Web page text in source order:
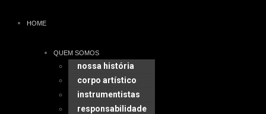
HOME
QUEM SOMOS
nossa história
corpo artístico
instrumentistas
responsabilidade